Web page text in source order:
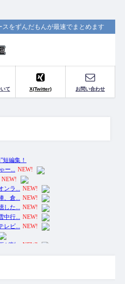
をずんだもんが最速でまとめます
て X(Twitter) お問い合わせ